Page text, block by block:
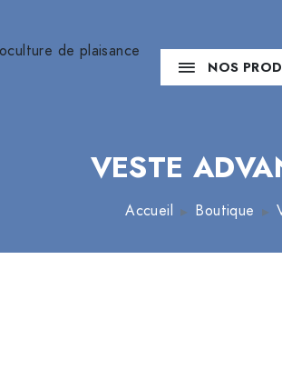
NOS
VESTE
Accueil Boutique